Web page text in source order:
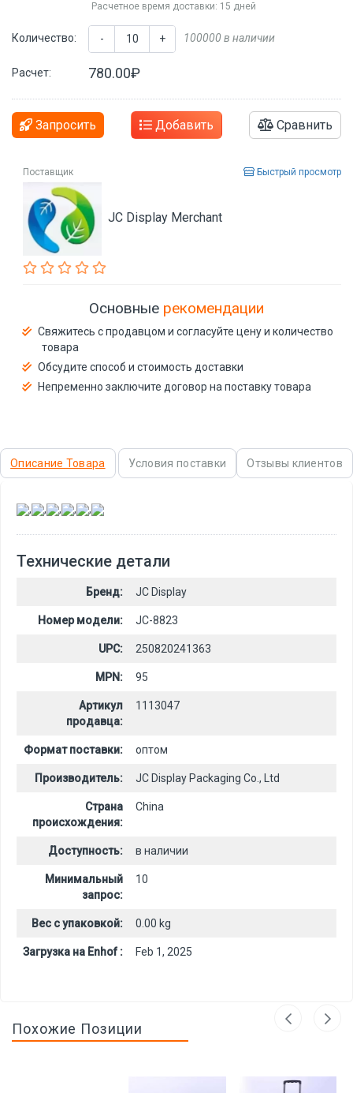
Расчетное время доставки: 15 дней
Количество: - + 100000 в наличии
Расчет: 780.00₽
Запросить Добавить Сравнить
Поставщик Быстрый просмотр
JC Display Merchant
Основные рекомендации
Свяжитесь с продавцом и согласуйте цену и количество
товара
Обсудите способ и стоимость доставки
Непременно заключите договор на поставку товара
Описание Товара Условия поставки Отзывы клиентов
, , , , ,
Технические детали
Бренд: JC Display
Номер модели: JC-8823
UPC: 250820241363
MPN: 95
Артикул
продавца:
1113047
Формат поставки: оптом
Производитель: JC Display Packaging Co., Ltd
Страна
происхождения:
China
Доступность: в наличии
Минимальный
запрос:
10
Вес с упаковкой: 0.00 kg
Загрузка на Enhof : Feb 1, 2025
Похожие Позиции